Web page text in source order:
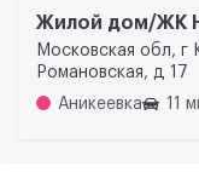
Жилой дом/ЖК
Московская обл, г
Романовская, д 17
Аникеевка
11